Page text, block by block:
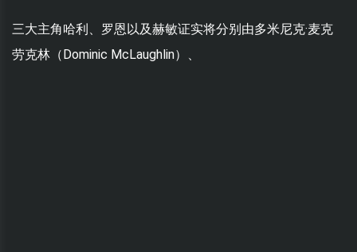
三大主角哈利、罗恩以及赫敏证实将分别由多米尼克·麦克
劳克林（Dominic McLaughlin）、